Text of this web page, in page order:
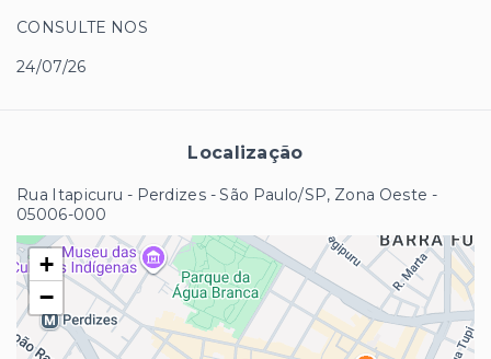
CONSULTE NOS
24/07/26
Localização
Rua Itapicuru - Perdizes - São Paulo/SP, Zona Oeste -
05006-000
+
−